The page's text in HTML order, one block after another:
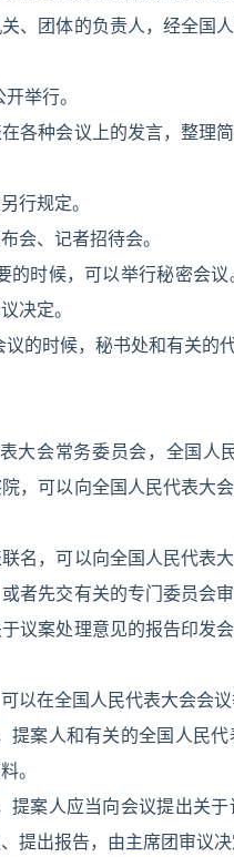
、团体的负责人，经全国
举行。
各种会议上的发言，整理
行规定。
会、记者招待会。
时候，可以举行秘密会
决定。
的时候，秘书处和有关的
大会常务委员会，全国人
，可以向全国人民代表大
名，可以向全国人民代表
者先交有关的专门委员会
议案处理意见的报告印发
以在全国人民代表大会会议
提案人和有关的全国人民
。
提案人应当向会议提出关
提出报告，由主席团审议决